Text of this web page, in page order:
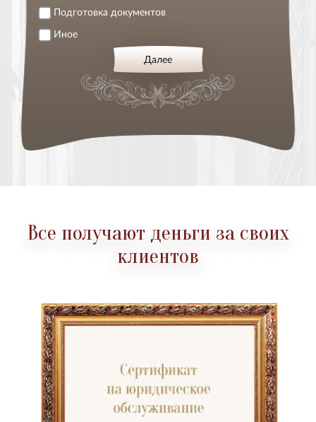
Подготовка документов
Иное
Далее
Все получают деньги за своих
клиентов